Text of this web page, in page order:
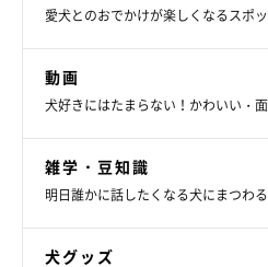
愛犬とのおでかけが楽しくなるスポ
動画
犬好きにはたまらない！かわいい・
雑学・豆知識
明日誰かに話したくなる犬にまつわ
犬グッズ